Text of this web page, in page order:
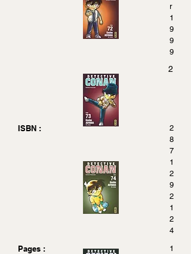
r
1
9
9
9
2
ISBN :
2
8
7
1
2
9
2
1
2
4
Pages :
1